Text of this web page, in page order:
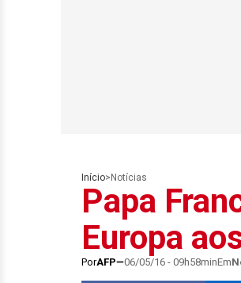
Início> Notícias
Papa
Europa
PorAFP 06/05/16 - 09h58minEm